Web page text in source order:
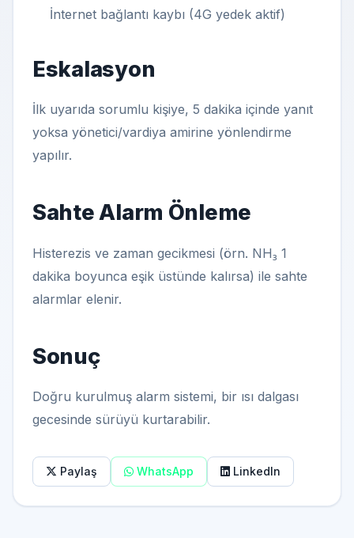
İnternet bağlantı kaybı (4G yedek aktif)
Eskalasyon
İlk uyarıda sorumlu kişiye, 5 dakika içinde yanıt
yoksa yönetici/vardiya amirine yönlendirme
yapılır.
Sahte Alarm Önleme
Histerezis ve zaman gecikmesi (örn. NH₃ 1
dakika boyunca eşik üstünde kalırsa) ile sahte
alarmlar elenir.
Sonuç
Doğru kurulmuş alarm sistemi, bir ısı dalgası
gecesinde sürüyü kurtarabilir.
Paylaş WhatsApp LinkedIn